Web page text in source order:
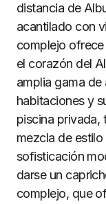
distancia de
acantilado con
complejo ofrece
el corazón del
amplia gama
habitaciones y
piscina privada,
mezcla de
sofisticación
darse un
complejo, que